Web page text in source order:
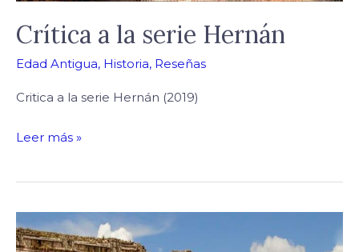
Crítica a la serie Hernán
Edad Antigua, Historia, Reseñas
Critica a la serie Hernán (2019)
Leer más »
Arquitectura
Puuc,